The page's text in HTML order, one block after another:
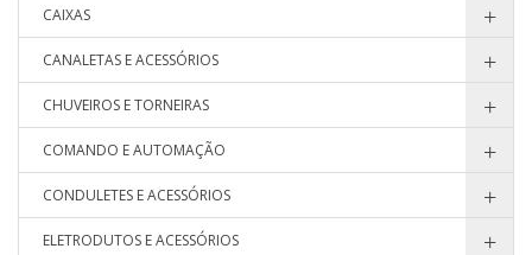
CAIXAS
CANALETAS E ACESSÓRIOS
CHUVEIROS E TORNEIRAS
COMANDO E AUTOMAÇÃO
CONDULETES E ACESSÓRIOS
ELETRODUTOS E ACESSÓRIOS